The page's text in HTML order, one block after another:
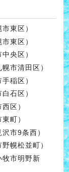
東区）
東区）
央区）
市清田区）
稲区）
石区）
区）
町）
市9条西）
幌松並町）
牧市明野新